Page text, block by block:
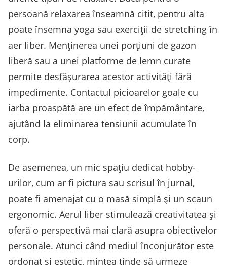
persoană relaxarea înseamnă citit, pentru alta
poate însemna yoga sau exerciții de stretching în
aer liber. Menținerea unei porțiuni de gazon
liberă sau a unei platforme de lemn curate
permite desfășurarea acestor activități fără
impedimente. Contactul picioarelor goale cu
iarba proaspătă are un efect de împământare,
ajutând la eliminarea tensiunii acumulate în
corp.
De asemenea, un mic spațiu dedicat hobby-
urilor, cum ar fi pictura sau scrisul în jurnal,
poate fi amenajat cu o masă simplă și un scaun
ergonomic. Aerul liber stimulează creativitatea și
oferă o perspectivă mai clară asupra obiectivelor
personale. Atunci când mediul înconjurător este
ordonat și estetic, mintea tinde să urmeze